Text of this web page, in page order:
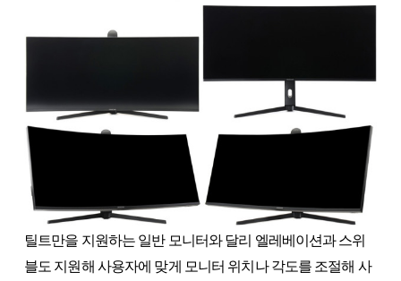
틸트만을 지원하는 일반 모니터와 달리 엘레베이션과 스위
블도 지원해 사용자에 맞게 모니터 위치나 각도를 조절해 사